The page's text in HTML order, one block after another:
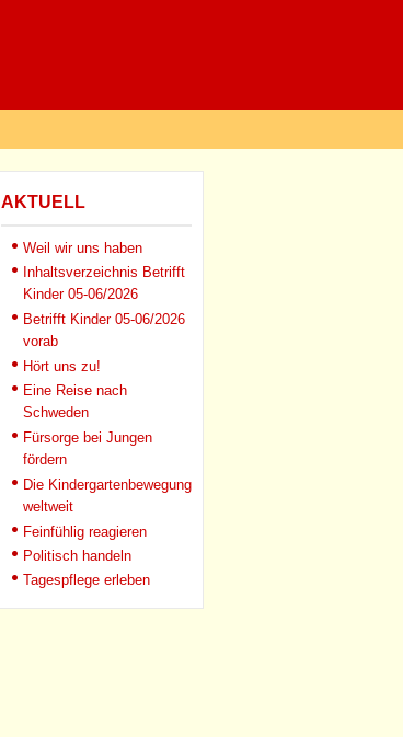
AKTUELL
Weil wir uns haben
Inhaltsverzeichnis Betrifft
Kinder 05-06/2026
Betrifft Kinder 05-06/2026
vorab
Hört uns zu!
Eine Reise nach
Schweden
Fürsorge bei Jungen
fördern
Die Kindergartenbewegung
weltweit
Feinfühlig reagieren
Politisch handeln
Tagespflege erleben